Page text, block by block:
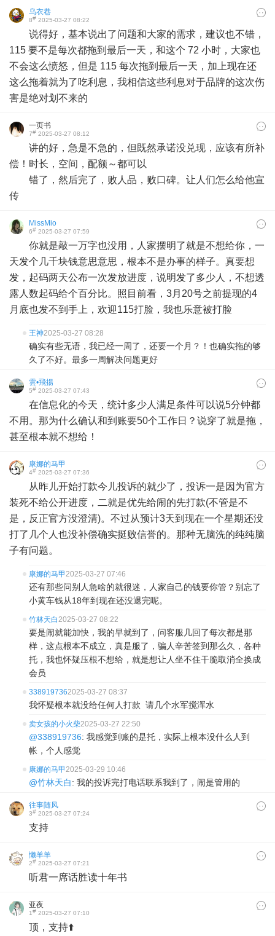
乌衣巷
8# 2025-03-27 08:22
说得好，基本说出了问题和大家的需求，建议也不错，
115 要不是每次都拖到最后一天，和这个 72 小时，大家也
不会这么愤怒，但是 115 每次拖到最后一天，加上现在还
这么拖着就为了吃利息，我相信这些利息对于品牌的这次伤
害是绝对划不来的
一页书
7# 2025-03-27 08:12
讲的好，急是不急的，但既然承诺没兑现，应该有所补
偿！时长，空间，配额～都可以
错了，然后完了，败人品，败口碑。让人们怎么给他宣
传
MissMio
6# 2025-03-27 07:59
你就是敲一万字也没用，人家摆明了就是不想给你，一
天发个几千块钱意思意思，根本不是办事的样子。真要想
发，起码两天公布一次发放进度，说明发了多少人，不想透
露人数起码给个百分比。照目前看，3月20号之前提现的4
月底也发不到手上，欢迎115打脸，我也乐意被打脸
王神2025-03-27 08:28
确实有些无语，我已经一周了，还要一个月？！也确实拖的够
久了不好。最多一周解决问题更好
雲•飛揚
5# 2025-03-27 07:43
在信息化的今天，统计多少人满足条件可以说5分钟都
不用。那为什么确认和到账要50个工作日？说穿了就是拖，
甚至根本就不想给！
康娜的马甲
4# 2025-03-27 07:36
从昨儿开始打款今儿投诉的就少了，投诉一是因为官方
装死不给公开进度，二就是优先给闹的先打款(不管是不
是，反正官方没澄清)。不过从预计3天到现在一个星期还没
打了几个人也没补偿确实挺败信誉的。那种无脑洗的纯纯脑
子有问题。
康娜的马甲2025-03-27 07:46
还有那些问别人急啥的就很迷，人家自己的钱要你管？别忘了
小黄车钱从18年到现在还没退完呢。
竹林天白2025-03-27 08:22
要是闹就能加快，我的早就到了，问客服几回了每次都是那
样，这点根本不成立，真是服了，骗人辛苦签到那么久，各种
托，我也怀疑压根不想给，就是想让人坐不住干脆取消全换成
会员
3389197362025-03-27 08:37
我怀疑根本就没给任何人打款 请几个水军搅浑水
卖女孩的小火柴2025-03-27 22:50
@338919736: 我感觉到账的是托，实际上根本没什么人到
帐，个人感觉
康娜的马甲2025-03-29 10:46
@竹林天白: 我的投诉完打电话联系我到了，闹是管用的
往事随风
3# 2025-03-27 07:24
支持
懒羊羊
2# 2025-03-27 07:21
听君一席话胜读十年书
亚夜
1# 2025-03-27 07:10
顶，支持⬆️